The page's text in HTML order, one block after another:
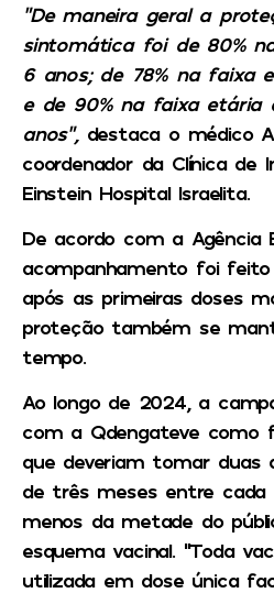
“De maneira geral a
sintomática foi de 80%
6 anos; de 78% na faixa
e de 90% na faixa etária
anos”,destaca o médico
coordenador da Clínica de
Einstein Hospital Israelita.
De acordo com a Agência
acompanhamento foi
após as primeiras doses
proteção também se
tempo.
Ao longo de 2024, a
com a Qdengateve como
que deveriam tomar duas
de três meses entre cada
menos da metade do
esquema vacinal. “Toda
utilizada em dose única